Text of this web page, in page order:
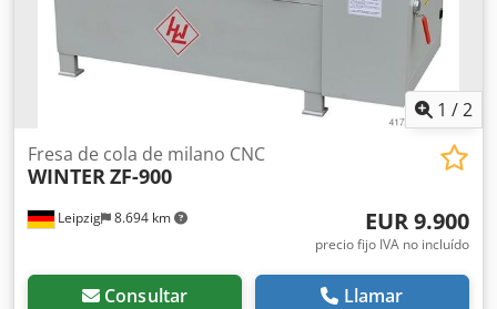
1 /2
Leipzig 8.694 km
Fresa de cola de milano CNC
WINTERZF-900
EUR 9.900
precio fijo IVA no incluído
Consultar Llamar